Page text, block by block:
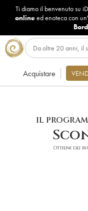
Ti diamo il benvenuto su
onlineed enoteca con
Acquistare
IL
Ottieni dei